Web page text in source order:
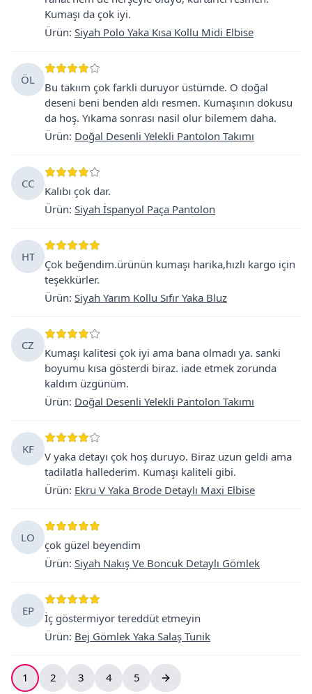
Kumaşı da çok iyi.
Ürün: Siyah Polo Yaka Kısa Kollu Midi Elbise
ÖL
Bu takıım çok farkli duruyor üstümde. O doğal
deseni beni benden aldı resmen. Kumaşının dokusu
da hoş. Yıkama sonrası nasil olur bilemem daha.
Ürün: Doğal Desenli Yelekli Pantolon Takımı
CC
Kalıbı çok dar.
Ürün: Siyah İspanyol Paça Pantolon
HT
Çok beğendim.ürünün kumaşı harika,hızlı kargo için
teşekkürler.
Ürün: Siyah Yarım Kollu Sıfır Yaka Bluz
CZ
Kumaşı kalitesi çok iyi ama bana olmadı ya. sanki
boyumu kısa gösterdi biraz. iade etmek zorunda
kaldım üzgünüm.
Ürün: Doğal Desenli Yelekli Pantolon Takımı
KF
V yaka detayı çok hoş duruyo. Biraz uzun geldi ama
tadilatla hallederim. Kumaşı kaliteli gibi.
Ürün: Ekru V Yaka Brode Detaylı Maxi Elbise
LO
çok güzel beyendim
Ürün: Siyah Nakış Ve Boncuk Detaylı Gömlek
EP
İç göstermiyor tereddüt etmeyin
Ürün: Bej Gömlek Yaka Salaş Tunik
1 2 3 4 5